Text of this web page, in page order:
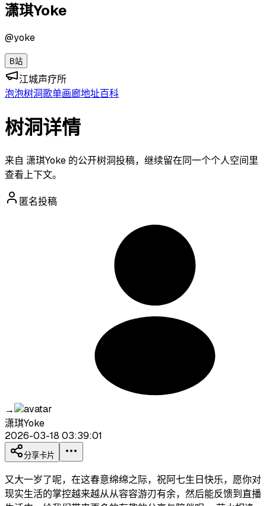
潇琪Yoke
@yoke
B站
江城声疗所
泡泡树洞歌单画廊地址百科
树洞详情
来自 潇琪Yoke 的公开树洞投稿，继续留在同一个个人空间里
查看上下文。
匿名投稿
→
潇琪Yoke
2026-03-18 03:39:01
分享卡片
又大一岁了呢，在这春意绵绵之际，祝阿七生日快乐，愿你对
现实生活的掌控越来越从从容容游刃有余，然后能反馈到直播